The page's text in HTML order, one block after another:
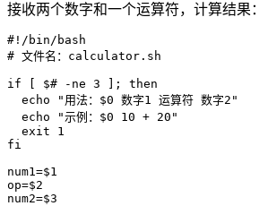
接收两个数字和一个运算符，计算结果：
#!/bin/bash
# 文件名：calculator.sh
if $# -ne 3 ]; then
echo
"用法： $0 数字1 运算符 数字2"
echo
"示例： $0 10 + 20"
exit
fi
num1=$1
op=$2
num2=$3